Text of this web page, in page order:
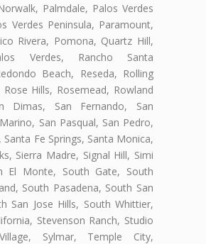
Palmdale, Palos Verdes
Verdes Peninsula, Paramount,
Rivera, Pomona, Quartz Hill,
Verdes, Rancho Santa
Beach, Reseda, Rolling
Rose Hills, Rosemead, Rowland
Dimas, San Fernando, San
San Pasqual, San Pedro,
Santa Fe Springs, Santa Monica,
Sierra Madre, Signal Hill, Simi
El Monte, South Gate, South
South Pasadena, South San
San Jose Hills, South Whittier,
Stevenson Ranch, Studio
Sylmar, Temple City,